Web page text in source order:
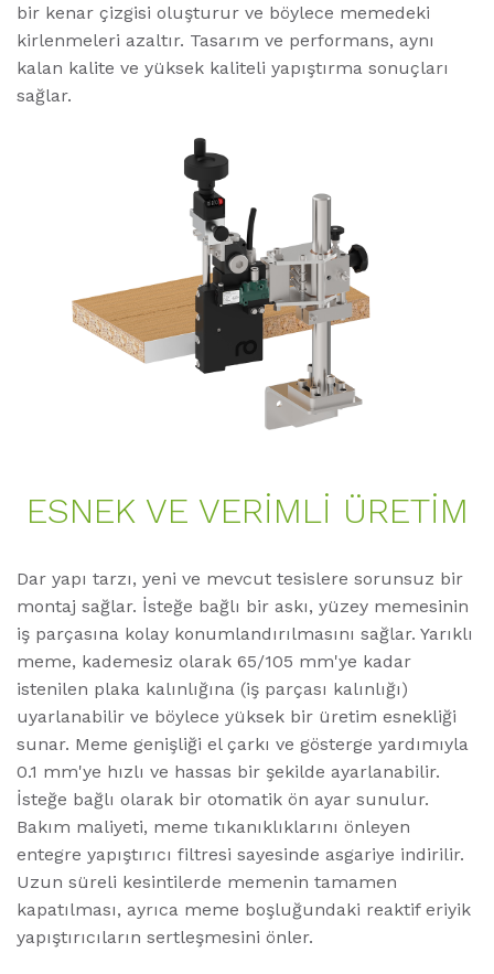
bir kenar çizgisi oluşturur ve böylece memedeki
kirlenmeleri azaltır. Tasarım ve performans, aynı
kalan kalite ve yüksek kaliteli yapıştırma sonuçları
sağlar.
ESNEK VE VERIMLI ÜRETIM
Dar yapı tarzı, yeni ve mevcut tesislere sorunsuz bir
montaj sağlar. İsteğe bağlı bir askı, yüzey memesinin
iş parçasına kolay konumlandırılmasını sağlar. Yarıklı
meme, kademesiz olarak 65/105 mm'ye kadar
istenilen plaka kalınlığına (iş parçası kalınlığı)
uyarlanabilir ve böylece yüksek bir üretim esnekliği
sunar. Meme genişliği el çarkı ve gösterge yardımıyla
0.1 mm'ye hızlı ve hassas bir şekilde ayarlanabilir.
İsteğe bağlı olarak bir otomatik ön ayar sunulur.
Bakım maliyeti, meme tıkanıklıklarını önleyen
entegre yapıştırıcı filtresi sayesinde asgariye indirilir.
Uzun süreli kesintilerde memenin tamamen
kapatılması, ayrıca meme boşluğundaki reaktif eriyik
yapıştırıcıların sertleşmesini önler.